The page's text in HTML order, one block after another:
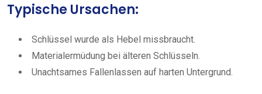
Typische Ursachen:
Schlüssel wurde als Hebel missbraucht.
Materialermüdung bei älteren Schlüsseln.
Unachtsames Fallenlassen auf harten Untergrund.